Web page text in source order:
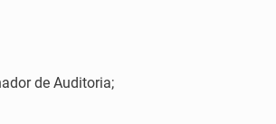
de Auditoria;